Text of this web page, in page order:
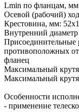
Lmin по фланцам,
Осевой (рабочий)
Крестовина, мм:
Внутренний
Присоединительные
противоположных
фланец
Максимальный
Максимальный
Особенности
- применение